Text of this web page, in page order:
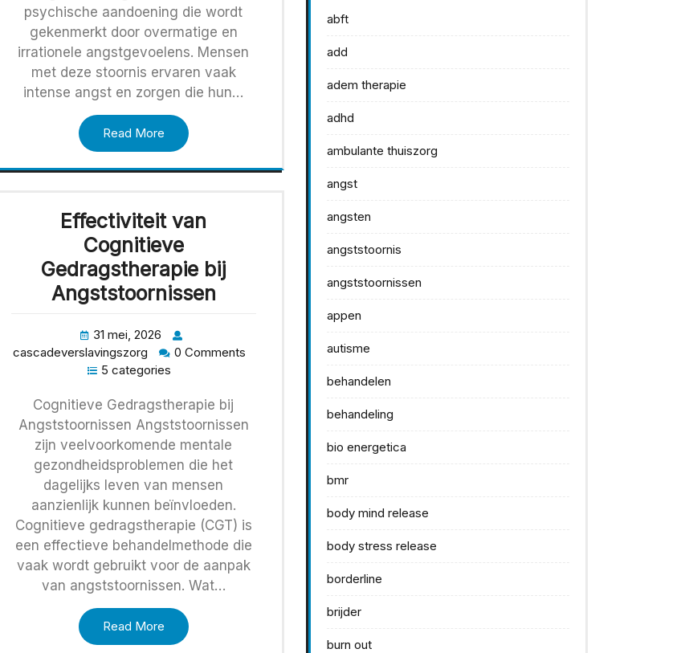
psychische aandoening die wordt
gekenmerkt door overmatige en
irrationele angstgevoelens. Mensen
met deze stoornis ervaren vaak
intense angst en zorgen die hun…
Read More
Effectiviteit van
Cognitieve
Gedragstherapie bij
Angststoornissen
31 mei, 2026
cascadeverslavingszorg
0 Comments
5 categories
Cognitieve Gedragstherapie bij
Angststoornissen Angststoornissen
zijn veelvoorkomende mentale
gezondheidsproblemen die het
dagelijks leven van mensen
aanzienlijk kunnen beïnvloeden.
Cognitieve gedragstherapie (CGT) is
een effectieve behandelmethode die
vaak wordt gebruikt voor de aanpak
van angststoornissen. Wat…
Read More
abft
add
adem therapie
adhd
ambulante thuiszorg
angst
angsten
angststoornis
angststoornissen
appen
autisme
behandelen
behandeling
bio energetica
bmr
body mind release
body stress release
borderline
brijder
burn out